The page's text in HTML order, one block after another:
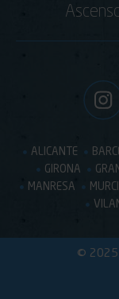
ALICANTE
GIRONA
MANRESA
© 2025